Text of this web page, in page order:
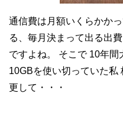
通信費は月額いくらかか
る、毎月決まって出る出
ですよね。 そこで 10年
10GBを使い切っていた私
更して・・・